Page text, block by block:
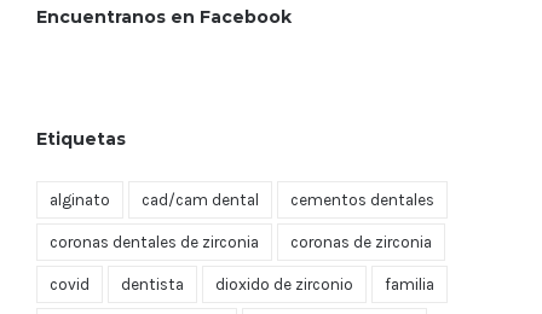
Encuentranos en Facebook
Etiquetas
alginato cad/cam dental cementos dentales
coronas dentales de zirconia coronas de zirconia
covid dentista dioxido de zirconio familia